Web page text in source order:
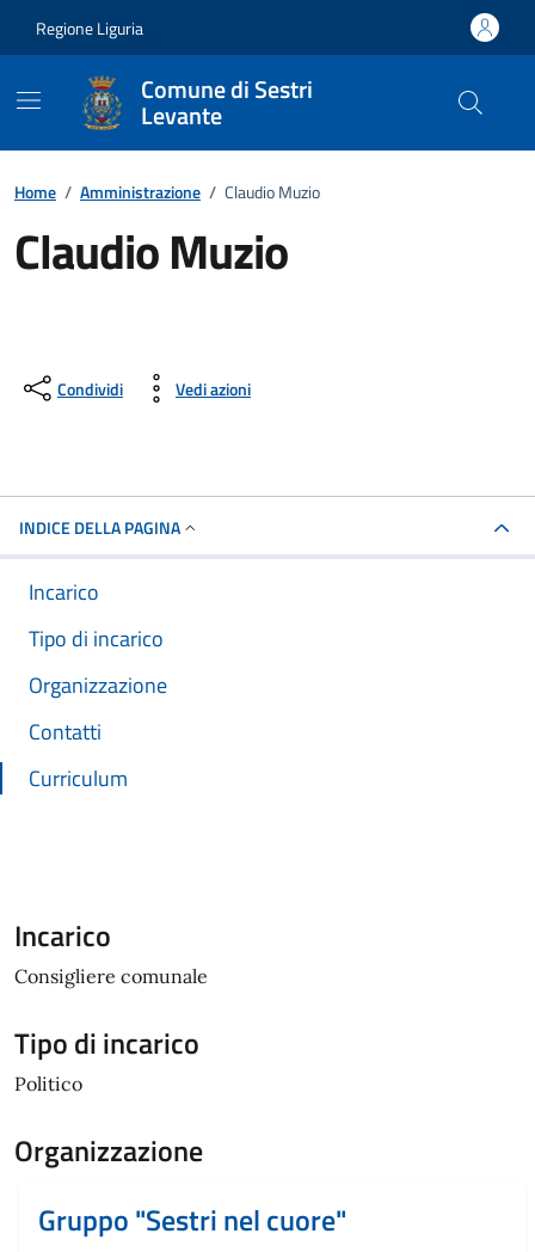
Regione Liguria
Comune di Sestri
Levante
Home / Amministrazione / Claudio Muzio
Claudio Muzio
Condividi Vedi azioni
INDICE DELLA PAGINA
Incarico
Tipo di incarico
Organizzazione
Contatti
Curriculum
Incarico
Consigliere comunale
Tipo di incarico
Politico
Organizzazione
Gruppo "Sestri nel cuore"